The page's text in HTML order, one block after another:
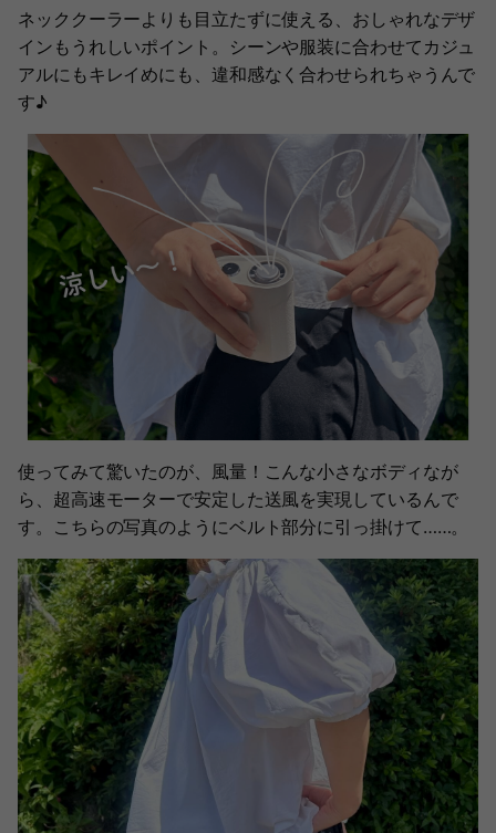
ネッククーラーよりも目立たずに使える、おしゃれなデザ
インもうれしいポイント。シーンや服装に合わせてカジュ
アルにもキレイめにも、違和感なく合わせられちゃうんで
す♪
使ってみて驚いたのが、風量！こんな小さなボディなが
ら、超高速モーターで安定した送風を実現しているんで
す。こちらの写真のようにベルト部分に引っ掛けて……。